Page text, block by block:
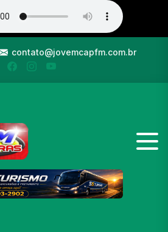
contato@jovemcapfm.com.br